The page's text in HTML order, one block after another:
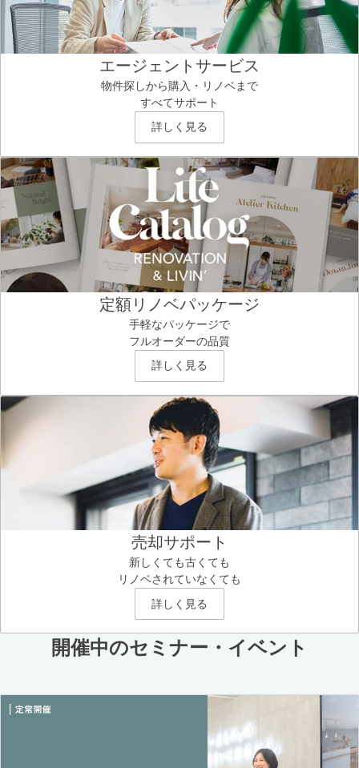
エージェントサービス
物件探しから購入・リノベまで
すべてサポート
詳しく見る
定額リノベパッケージ
手軽なパッケージで
フルオーダーの品質
詳しく見る
売却サポート
新しくても古くても
リノベされていなくても
詳しく見る
開催中のセミナー・イベント